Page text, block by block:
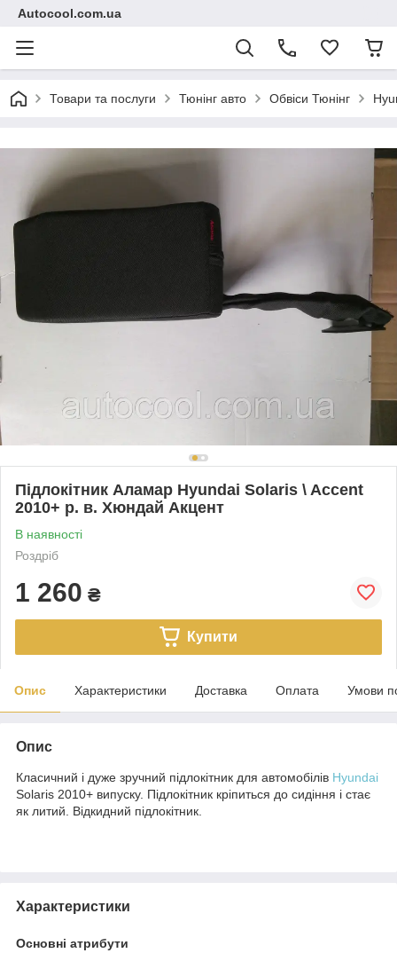
Autocool.com.ua
Товари та послуги Тюнінг авто Обвіси Тюнінг
Підлокітник Аламар Hyundai Solaris \ Accent
2010+ р. в. Хюндай Акцент
В наявності
Роздріб
1 260 ₴
Купити
Опис Характеристики Доставка Оплата Умови
Опис
Класичний і дуже зручний підлокітник для автомобілів Hyundai
Solaris 2010+ випуску. Підлокітник кріпиться до сидіння і стає
як литий. Відкидний підлокітник.
Характеристики
Основні атрибути